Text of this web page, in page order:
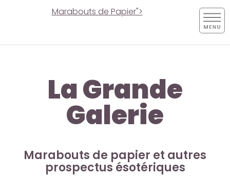
Marabouts de Papier">
La Grande
Galerie
Marabouts de papier et autres
prospectus ésotériques